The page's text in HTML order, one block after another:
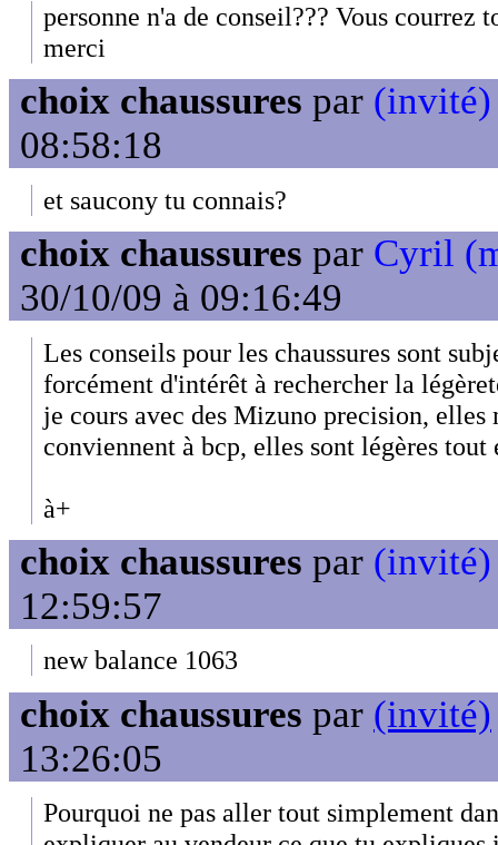
personne n'a de conseil??? Vous courrez
merci
choix chaussures par (invité)
08:58:18
et saucony tu connais?
choix chaussures par Cyril
30/10/09 à 09:16:49
Les conseils pour les chaussures sont
forcément d'intérêt à rechercher la
je cours avec des Mizuno precision, elles
conviennent à bcp, elles sont légères
à+
choix chaussures par (invité)
12:59:57
new balance 1063
choix chaussures par (invité)
13:26:05
Pourquoi ne pas aller tout simplement